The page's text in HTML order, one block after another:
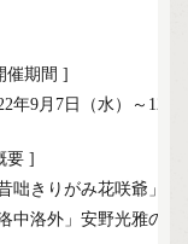
催期間 ]
年9月7日（水）～12月
要 ]
昔咄きりがみ花咲爺」
洛中洛外」安野光雅の